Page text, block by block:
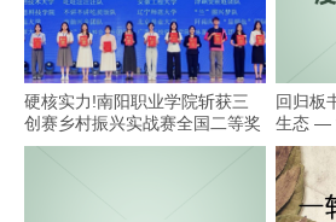
硬核实力!南阳职业学院斩获三
创赛乡村振兴实战赛全国二等奖
回归板
生态 —
学